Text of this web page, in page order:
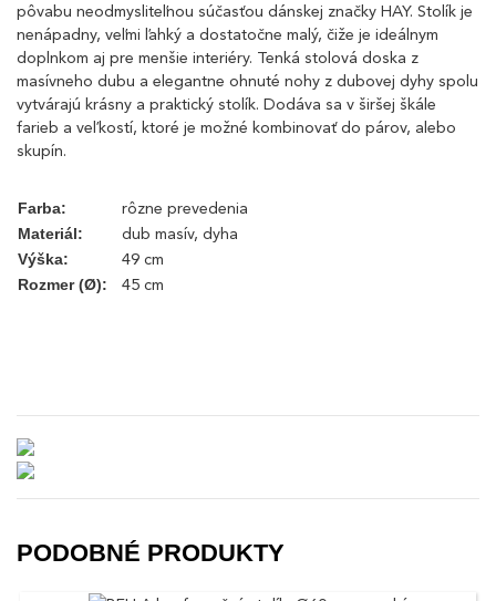
pôvabu neodmysliteľnou súčasťou dánskej značky HAY. Stolík je
nenápadny, veľmi ľahký a dostatočne malý, čiže je ideálnym
doplnkom aj pre menšie interiéry. Tenká stolová doska z
masívneho dubu a elegantne ohnuté nohy z dubovej dyhy spolu
vytvárajú krásny a praktický stolík. Dodáva sa v širšej škále
farieb a veľkostí, ktoré je možné kombinovať do párov, alebo
skupín.
Farba: rôzne prevedenia
Materiál: dub masív, dyha
Výška: 49 cm
Rozmer (Ø): 45 cm
PODOBNÉ PRODUKTY